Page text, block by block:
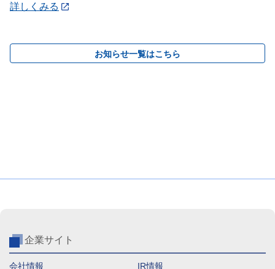
詳しくみる
お知らせ一覧はこちら
企業サイト
会社情報 IR情報